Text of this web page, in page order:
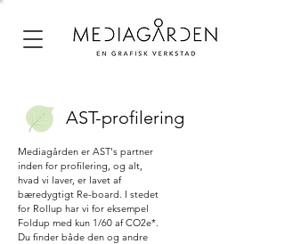
AST-profilering
Mediagården er AST's partner
inden for profilering, og alt,
hvad vi laver, er lavet af
bæredygtigt Re-board. I stedet
for Rollup har vi for eksempel
Foldup med kun 1/60 af CO2e*.
Du finder både den og andre